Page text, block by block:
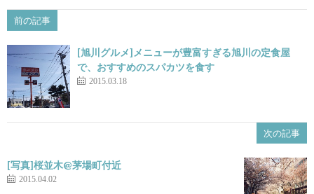
前の記事
[旭川グルメ]メニューが豊富すぎる旭川の定食屋
で、おすすめのスパカツを食す
2015.03.18
次の記事
[写真]桜並木@茅場町付近
2015.04.02